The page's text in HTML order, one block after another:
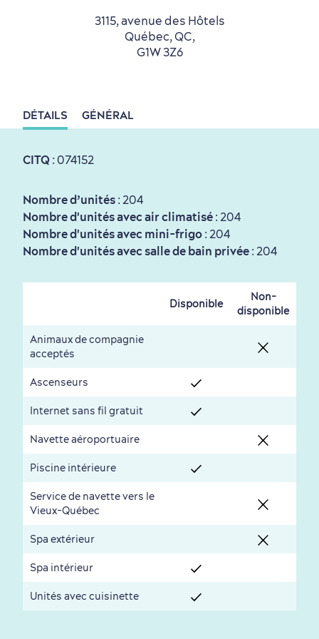
Tourisme responsable
Première visite
Saisons et climat
Événements
Culture animée
écoresponsable
Rabais hôtels
Compensation carbone
Croisières internationales
DÉTAILS GÉNÉRAL
CITQ : 074152
Nombre d’unités : 204
Nombre d'unités avec air climatisé : 204
Nombre d'unités avec mini-frigo : 204
Nombre d'unités avec salle de bain privée : 204
Disponible
Non-
disponible
Animaux de compagnie
acceptés
Ascenseurs
Internet sans fil gratuit
Navette aéroportuaire
Piscine intérieure
Service de navette vers le
Vieux-Québec
Spa extérieur
Spa intérieur
Unités avec cuisinette
3115, avenue des Hôtels
Québec, QC,
G1W 3Z6